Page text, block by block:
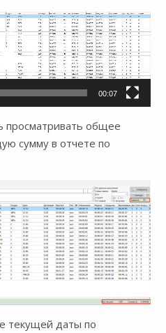
00:07
просматривать общее
сумму в отчете по
текущей даты по